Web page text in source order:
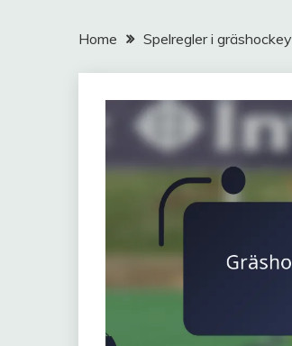
Home Spelregler i gräshockey